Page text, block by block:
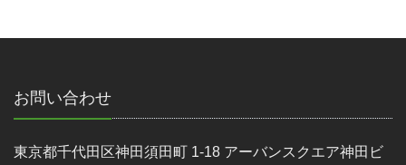
お問い合わせ
東京都千代田区神田須田町 1-18 アーバンスクエア神田ビ